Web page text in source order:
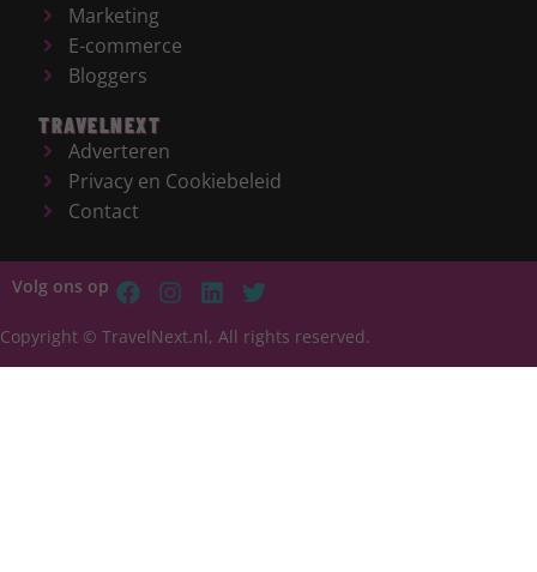
Marketing
E-commerce
Bloggers
TRAVELNEXT
Adverteren
Privacy en Cookiebeleid
Contact
Volg ons op
Copyright © TravelNext.nl, All rights reserved.